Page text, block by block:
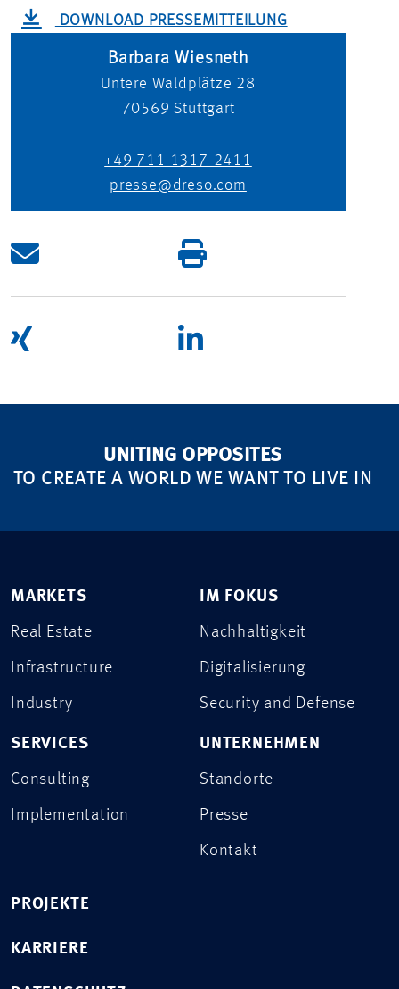
DOWNLOAD PRESSEMITTEILUNG
Barbara Wiesneth
Untere Waldplätze 28
70569 Stuttgart
+49 711 1317-2411
presse@dreso.com
UNITING OPPOSITES
TO CREATE A WORLD WE WANT TO LIVE IN
MARKETS
Real Estate
Infrastructure
Industry
SERVICES
Consulting
Implementation
IM FOKUS
Nachhaltigkeit
Digitalisierung
Security and Defense
UNTERNEHMEN
Standorte
Presse
Kontakt
PROJEKTE
KARRIERE